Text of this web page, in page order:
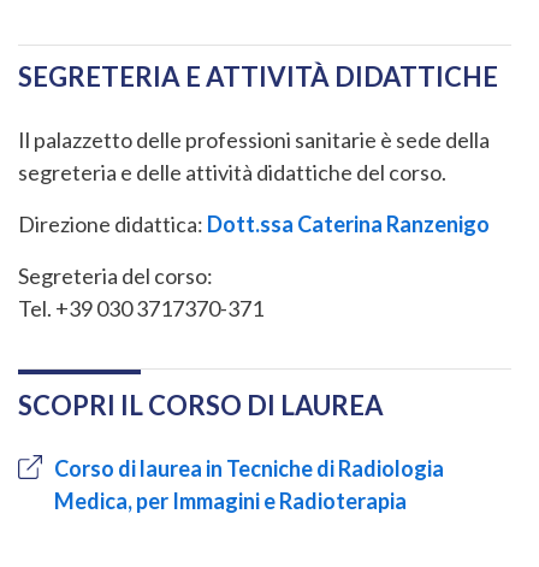
SEGRETERIA E ATTIVITÀ DIDATTICHE
Il palazzetto delle professioni sanitarie è sede della
segreteria e delle attività didattiche del corso.
Direzione didattica: Dott.ssa Caterina Ranzenigo
Segreteria del corso:
Tel. +39 030 3717370-371
SCOPRI IL CORSO DI LAUREA
Corso di laurea in Tecniche di Radiologia
Medica, per Immagini e Radioterapia